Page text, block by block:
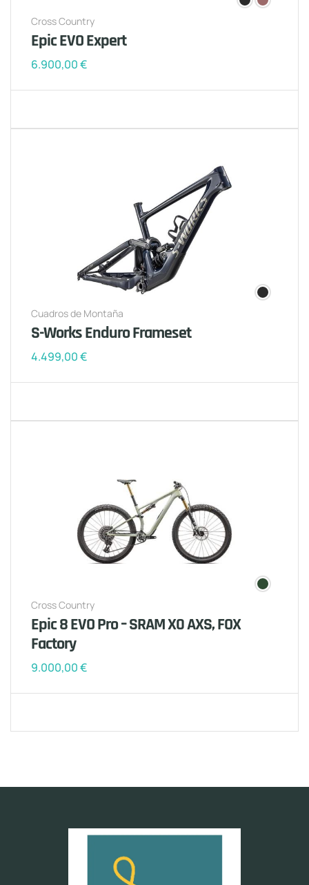
Cross Country
Epic EVO Expert
6.900,00€
Cuadros de Montaña
S-Works Enduro Frameset
4.499,00€
Cross Country
Epic 8 EVO Pro – SRAM X0 AXS, FOX
Factory
9.000,00€